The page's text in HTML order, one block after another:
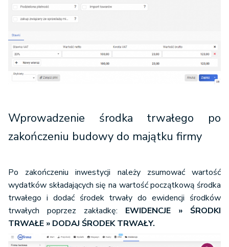
Wprowadzenie środka trwałego po
zakończeniu budowy do majątku firmy
Po zakończeniu inwestycji należy zsumować wartość
wydatków składających się na wartość początkową środka
trwałego i dodać środek trwały do ewidencji środków
trwałych poprzez zakładkę: EWIDENCJE » ŚRODKI
TRWAŁE » DODAJ ŚRODEK TRWAŁY.